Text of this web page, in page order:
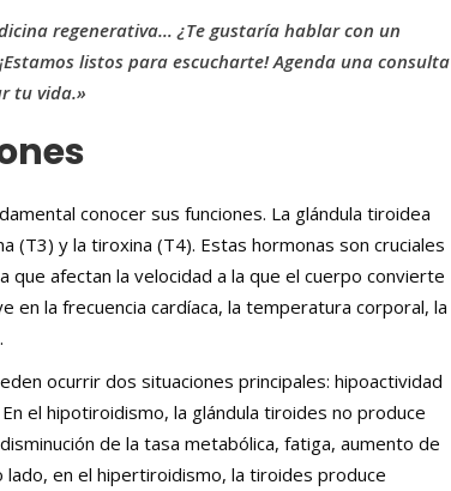
regenerativa… ¿Te gustaría hablar con un
listos para escucharte! Agenda una consulta
tu vida.»
conocer sus funciones. La glándula tiroidea
(T3) y la tiroxina (T4). Estas hormonas son cruciales
que afectan la velocidad a la que el cuerpo convierte
en la frecuencia cardíaca, la temperatura corporal, la
ocurrir dos situaciones principales: hipoactividad
el hipotiroidismo, la glándula tiroides no produce
de la tasa metabólica, fatiga, aumento de
en el hipertiroidismo, la tiroides produce